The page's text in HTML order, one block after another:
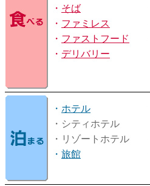
・ そば
・ ファミレス
・ ファストフード
・ デリバリー
・ ホテル
・シティホテル
・リゾートホテル
・ 旅館